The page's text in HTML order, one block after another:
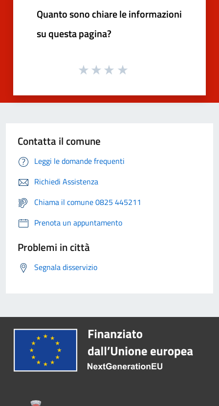
Quanto sono chiare le informazioni
su questa pagina?
Contatta il comune
Leggi le domande frequenti
Richiedi Assistenza
Chiama il comune 0825 445211
Prenota un appuntamento
Problemi in città
Segnala disservizio